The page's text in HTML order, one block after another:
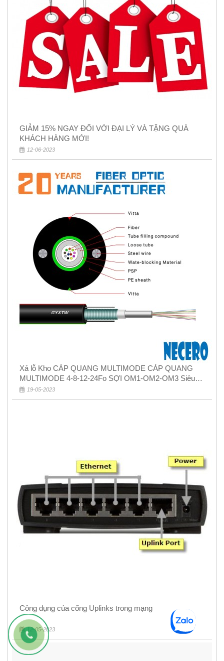
GIẢM 15% NGAY ĐỐI VỚI ĐẠI LÝ VÀ TẶNG QUÀ
KHÁCH HÀNG MỚI!
12-06-2023
Xả lỗ Kho CÁP QUANG MULTIMODE CÁP QUANG
MULTIMODE 4-8-12-24Fo SỢI OM1-OM2-OM3 Siêu
Rẻ 5k
19-05-2023
Công dụng của cổng Uplinks trong mạng
12-05-2023